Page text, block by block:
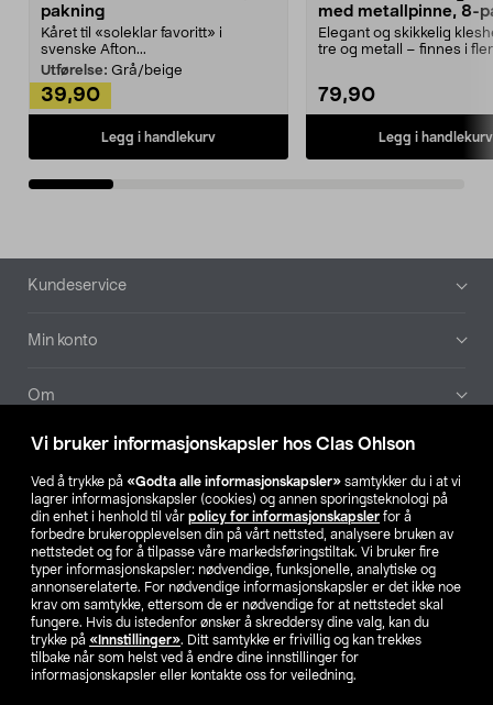
Vi bruker informasjonskapsler hos Clas Ohlson
Ved å trykke på «Godta alle informasjonskapsler» samtykker du i at vi
lagrer informasjonskapsler (cookies) og annen sporingsteknologi på
din enhet i henhold til vår policy for informasjonskapsler for å
forbedre brukeropplevelsen din på vårt nettsted, analysere bruken av
nettstedet og for å tilpasse våre markedsføringstiltak. Vi bruker fire
typer informasjonskapsler: nødvendige, funksjonelle, analytiske og
annonserelaterte. For nødvendige informasjonskapsler er det ikke noe
krav om samtykke, ettersom de er nødvendige for at nettstedet skal
fungere. Hvis du istedenfor ønsker å skreddersy dine valg, kan du
trykke på «Innstillinger». Ditt samtykke er frivillig og kan trekkes
tilbake når som helst ved å endre dine innstillinger for
informasjonskapsler eller kontakte oss for veiledning.
pakning
Kåret til «soleklar favoritt» i
svenske Afton...
Utførelse: Grå/beige
39,90
Legg i handlekurv
med metallpinne, 8-
Elegant og skikkelig
tre og metall – finnes i
79,90
Legg i handlekurv
Bunntekst
Kundeservice
Min konto
Om
Aktuelt
Våre selskaper
Finn din butikk
SE NO FI